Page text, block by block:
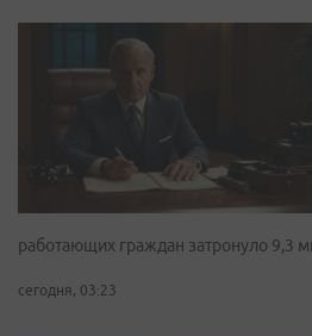
работающих граждан затронуло 9,3
сегодня, 03:23